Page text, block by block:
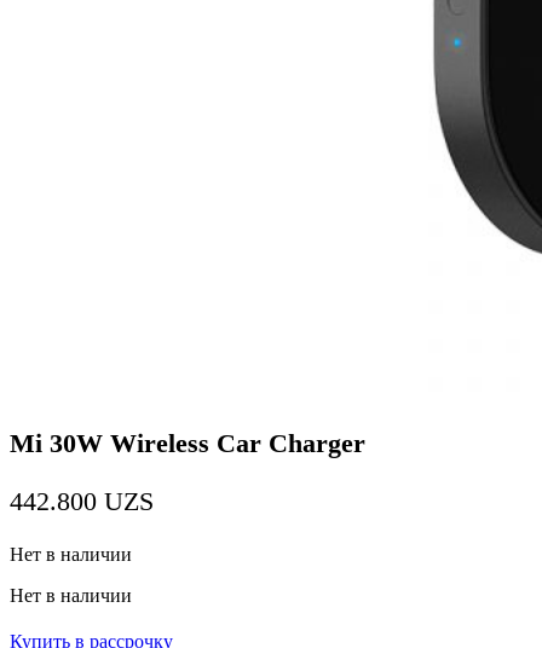
Mi 30W Wireless Car Charger
442.800 UZS
Нет в наличии
Нет в наличии
Купить в рассрочку